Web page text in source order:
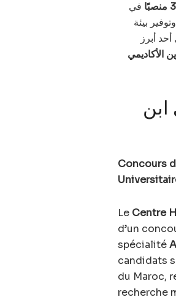
في
بيئة
أبرز
الأكاديمي
ابن
Concours
Le Centre
d’un
spécialité
candidats
du Maroc,
recherche